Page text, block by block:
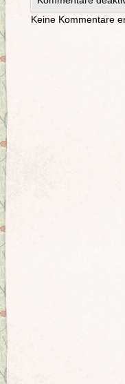
Keine Kommentare